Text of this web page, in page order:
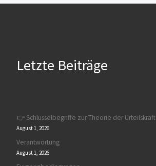
Letzte Beiträge
👉 Schlüsselbegriffe zur Theorie der Urteilskraft
August 1, 2026
Verantwortung
August 1, 2026